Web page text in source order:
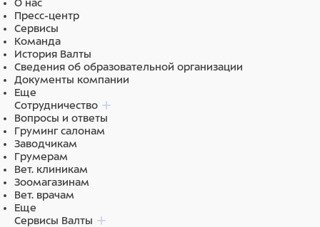
значения):белки 9,2%, жиры 4,2%, зола 1,6%, клетчатка
0,3%, влага 81%.
Энергетическая ценность (калорийность) на 100 г:
87ккал/363кДж.
Питательные добавки:
МЕ/кг, витамин Е 12 МЕ/кг.
Ингредиенты
О нас
Пресс-центр
Сервисы
Команда
История Валты
Сведения об образовательной организации
Документы компании
Еще
Сотрудничество
Вопросы и ответы
Груминг салонам
Заводчикам
Грумерам
Вет. клиникам
Зоомагазинам
Вет. врачам
Еще
Сервисы Валты